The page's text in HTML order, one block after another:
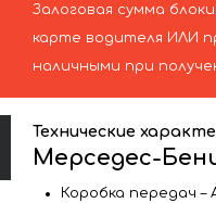
Залоговая сумма
карте водителя ИЛИ
наличными при
Технические
Мерседес-
Коробка передач